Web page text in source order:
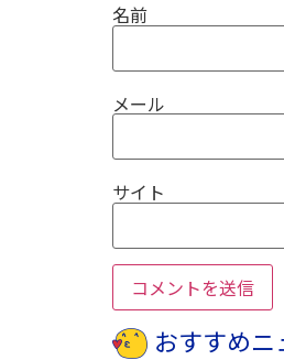
名前
メール
サイト
おすすめニ